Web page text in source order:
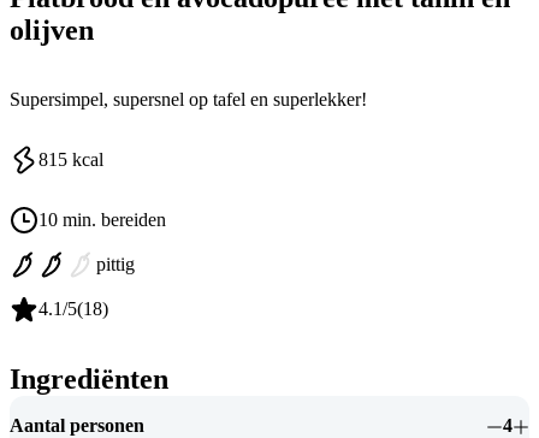
olijven
Supersimpel, supersnel op tafel en superlekker!
815 kcal
10 min. bereiden
pittig
4.1/5(18)
Ingrediënten
Aantal personen 4